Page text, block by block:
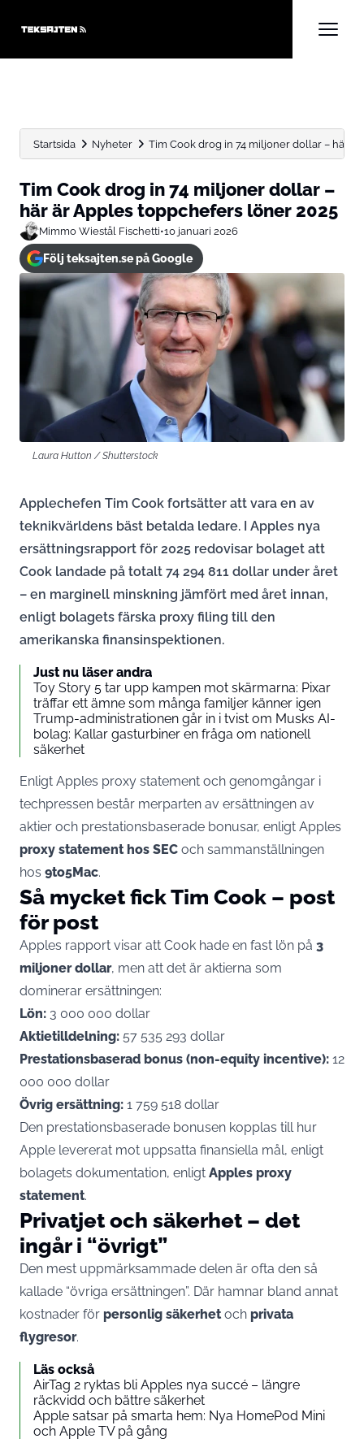
Startsida Nyheter Tim Cook drog in 74 miljoner dollar – här är...
Tim Cook drog in 74 miljoner dollar –
här är Apples toppchefers löner 2025
Mimmo Wiestål Fischetti•10 januari 2026
Följ teksajten.se på Google
Laura Hutton / Shutterstock
Applechefen Tim Cook fortsätter att vara en av
teknikvärldens bäst betalda ledare. I Apples nya
ersättningsrapport för 2025 redovisar bolaget att
Cook landade på totalt 74 294 811 dollar under året
– en marginell minskning jämfört med året innan,
enligt bolagets färska proxy filing till den
amerikanska finansinspektionen.
Just nu läser andra
Toy Story 5 tar upp kampen mot skärmarna: Pixar
träffar ett ämne som många familjer känner igen
Trump-administrationen går in i tvist om Musks AI-
bolag: Kallar gasturbiner en fråga om nationell
säkerhet
Enligt Apples proxy statement och genomgångar i
techpressen består merparten av ersättningen av
aktier och prestationsbaserade bonusar, enligt Apples
proxy statement hos SEC och sammanställningen
hos 9to5Mac.
Så mycket fick Tim Cook – post
för post
Apples rapport visar att Cook hade en fast lön på 3
miljoner dollar, men att det är aktierna som
dominerar ersättningen:
Lön: 3 000 000 dollar
Aktietilldelning: 57 535 293 dollar
Prestationsbaserad bonus (non-equity incentive): 12
000 000 dollar
Övrig ersättning: 1 759 518 dollar
Den prestationsbaserade bonusen kopplas till hur
Apple levererat mot uppsatta finansiella mål, enligt
bolagets dokumentation, enligt Apples proxy
statement.
Privatjet och säkerhet – det
ingår i “övrigt”
Den mest uppmärksammade delen är ofta den så
kallade “övriga ersättningen”. Där hamnar bland annat
kostnader för personlig säkerhet och privata
flygresor.
Läs också
AirTag 2 ryktas bli Apples nya succé – längre
räckvidd och bättre säkerhet
Apple satsar på smarta hem: Nya HomePod Mini
och Apple TV på gång